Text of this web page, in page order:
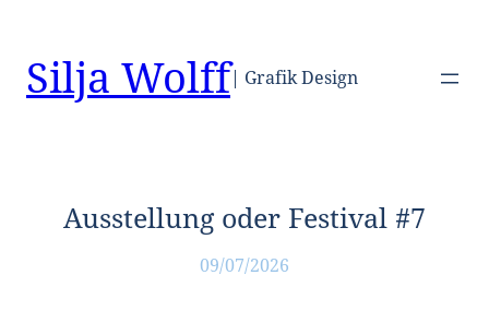
springen
Silja Wolff | Grafik Design
Ausstellung oder Festival #7
09/07/2026